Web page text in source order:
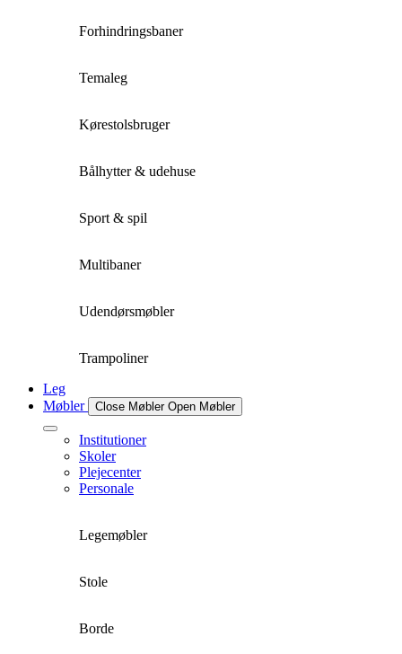
Forhindringsbaner
Temaleg
Kørestolsbruger
Bålhytter & udehuse
Sport & spil
Multibaner
Udendørsmøbler
Trampoliner
Leg
Møbler
Close Møbler Open Møbler
Institutioner
Skoler
Plejecenter
Personale
Legemøbler
Stole
Borde